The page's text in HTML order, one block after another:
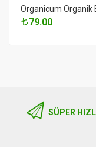
Organicum Organik
79.00
SÜPER